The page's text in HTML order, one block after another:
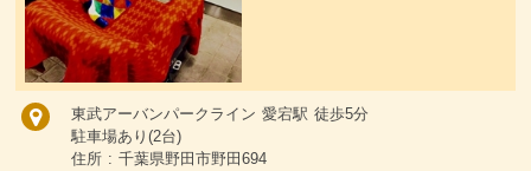
東武アーバンパークライン 愛宕駅 徒歩5分
駐車場あり(2台)
住所 : 千葉県野田市野田694